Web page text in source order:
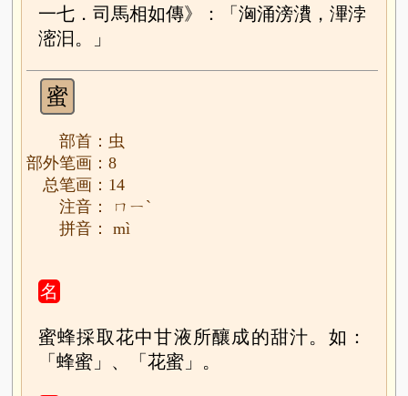
一七．司馬相如傳》：「洶涌滂㵒，滭浡
滵汩。」
蜜
部首：虫
部外笔画：8
总笔画：14
注音： ㄇㄧˋ
拼音： mì
名
蜜蜂採取花中甘液所釀成的甜汁。如：
「蜂蜜」、「花蜜」。